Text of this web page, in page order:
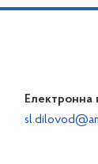
Електронна